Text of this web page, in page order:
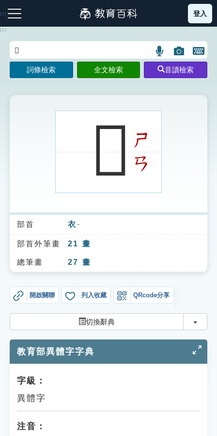
到
主
:::
注音索引圖示 筆畫索引圖示 部首索引表圖示
索引選單
知識索引
單字索引
貓頭鷹博士
登入
:::
語
言
搜
示
圖
片
搜
開
鍵
圖
詞條檢索 全文檢索 音讀檢索
𧟖ㄕ
ㄢ
部首 衣 ㄧ
部首外筆畫 21 畫
總筆畫 27 畫
開啟關聯 列入收藏 QRcode分享
切換辭典 切換
教育部異體字字典
字級：
異體字
注音：